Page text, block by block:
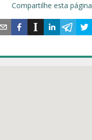
Compartilhe esta página